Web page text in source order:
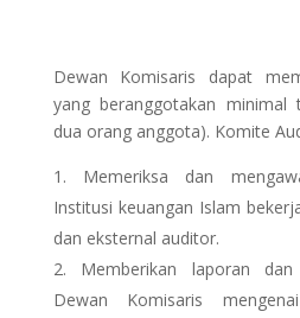
Dewan Komisaris dapat
yang beranggotakan
dua orang anggota). Komite
Memeriksa dan
Institusi keuangan Islam
dan eksternal auditor.
Memberikan laporan
Dewan Komisaris